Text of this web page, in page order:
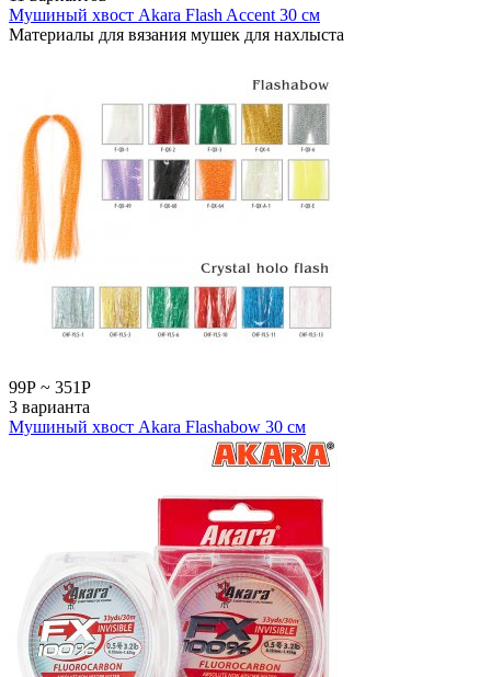
Мушиный хвост Akara Flash Accent 30 см
Материалы для вязания мушек для нахлыста
99Р ~ 351Р
3 варианта
Мушиный хвост Akara Flashabow 30 см